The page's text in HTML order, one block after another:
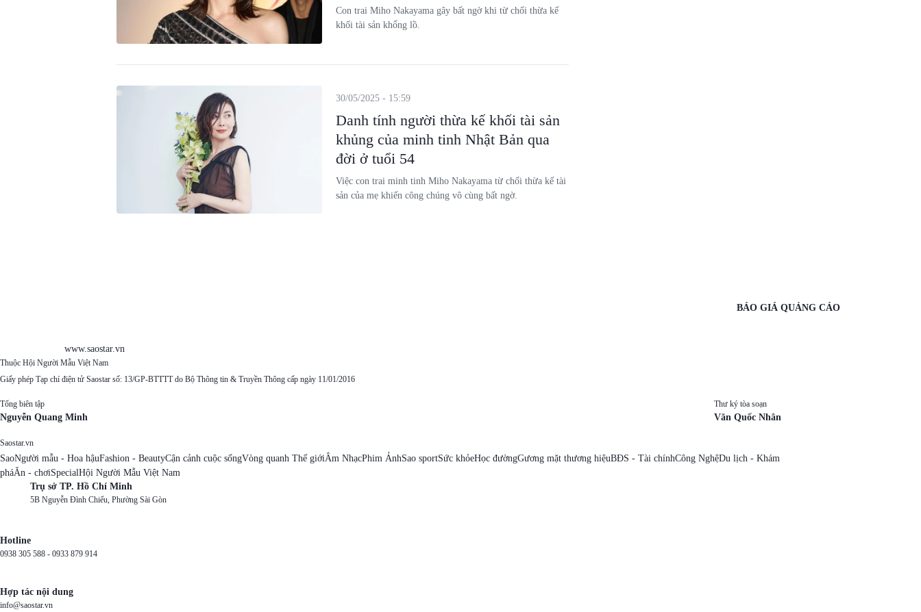
Con trai Miho Nakayama gây bất ngờ khi từ chối thừa kế
khối tài sản khổng lồ.
Danh tính người thừa kế khối tài sản
khủng của minh tinh Nhật Bản qua
đời ở tuổi 54
30/05/2025 - 15:59
Việc con trai minh tinh Miho Nakayama từ chối thừa kế tài
sản của mẹ khiến công chúng vô cùng bất ngờ.
www.saostar.vn
BÁO GIÁ QUẢNG CÁO
Thuộc Hội Người Mẫu Việt Nam
Giấy phép Tạp chí điện tử Saostar số: 13/GP-BTTTT do Bộ Thông tin & Truyền Thông cấp ngày 11/01/2016
Tổng biên tập
Nguyễn Quang Minh
Thư ký tòa soạn
Văn Quốc Nhân
Saostar.vn
SaoNgười mẫu - Hoa hậuFashion - BeautyCận cảnh cuộc sốngVòng quanh Thế giớiÂm NhạcPhim ẢnhSao sportSức khỏeHọc đườngGương mặt thương hiệuBĐS - Tài chínhCông NghệDu lịch - Khám
pháĂn - chơiSpecialHội Người Mẫu Việt Nam
Trụ sở TP. Hồ Chí Minh
5B Nguyễn Đình Chiểu, Phường Sài Gòn
Hotline
0938 305 588 - 0933 879 914
Hợp tác nội dung
info@saostar.vn